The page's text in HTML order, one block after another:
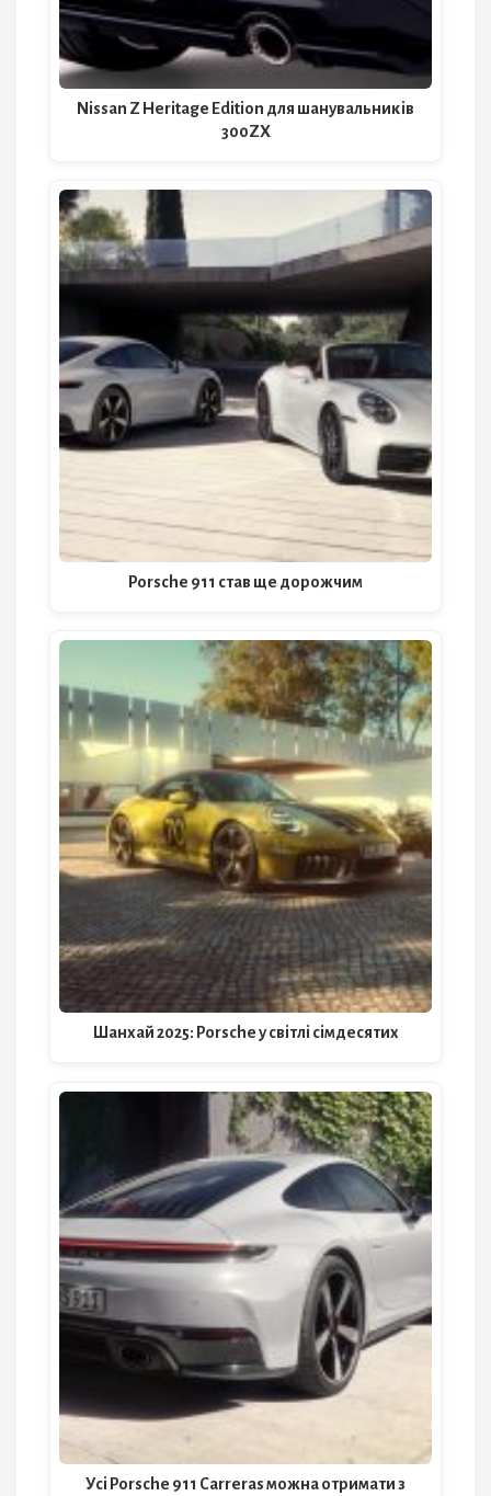
Nissan Z Heritage Edition для шанувальників
300ZX
Porsche 911 став ще дорожчим
Шанхай 2025: Porsche у світлі сімдесятих
Усі Porsche 911 Carreras можна отримати з